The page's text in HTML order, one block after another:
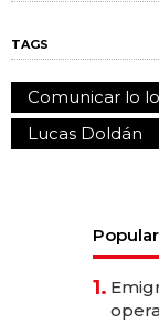
TAGS
Comunicar lo
Lucas Doldán
Popular
1.